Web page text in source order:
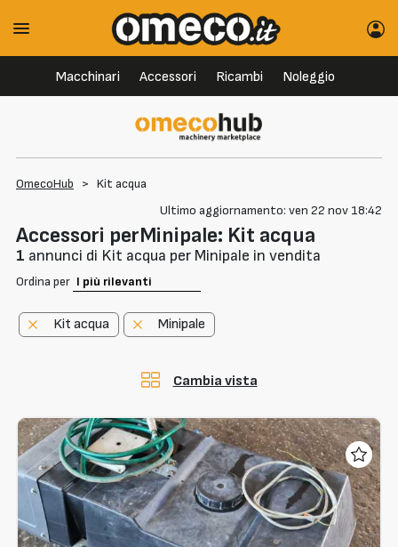
Macchinari Accessori Ricambi Noleggio
OmecoHub > Kit acqua
Ultimo aggiornamento: ven 22 nov 18:42
Accessori perMinipale: Kit acqua
1 annunci di Kit acqua per Minipale in vendita
Ordina per
Kit acqua Minipale
Cambia vista